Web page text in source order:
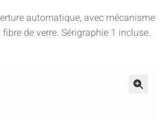
automatique, avec mécanisme
de verre. Sérigraphie 1 incluse.